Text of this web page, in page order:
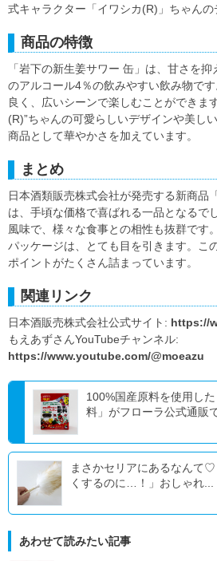
式キャラクター「イワシカ(R)」ちゃんの
商品の特徴
「岩下の新生姜サワー 缶」は、甘さを
のアルコール4％の飲みやすい飲み物で
良く、広いシーンで楽しむことができま
(R)”ちゃんの可愛らしいデザインや美し
商品として華やかさを加えています。
まとめ
日本酒類販売株式会社が発売する新商品
は、手頃な価格で喜ばれる一品となるで
風味で、様々な食事との相性も抜群です
パッケージは、とても目を引きます。こ
ポイントがたくさん詰まっています。
関連リンク
日本酒販売株式会社公式サイト: https://
もえあずさんYouTubeチャンネル:
https://www.youtube.com/@moeazu
100%国産原料を使用し
料」がフローラ公式通販で
まさかセリアにあるなんて
くするのに…！」おしゃれ...
あわせて読みたい記事